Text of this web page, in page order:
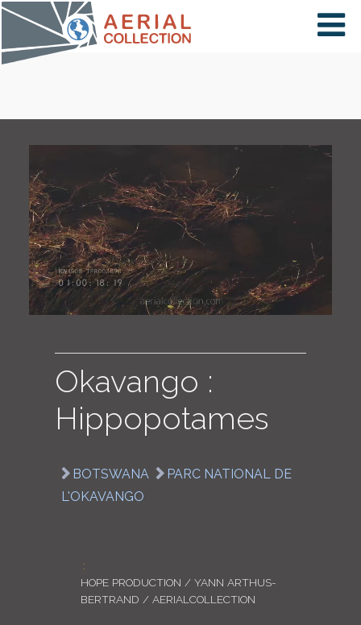
×
CARTE
COLLECTIONS
ENGLISH
Okavango :
Hippopotames
BOTSWANA
PARC NATIONAL DE
L'OKAVANGO
:
HOPE PRODUCTION / YANN ARTHUS-
BERTRAND / AERIALCOLLECTION